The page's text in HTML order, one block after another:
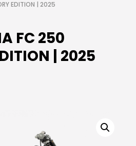
EDITION | 2025
FC 250
| 2025